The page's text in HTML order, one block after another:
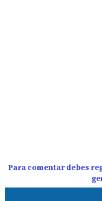
Para comentar debes